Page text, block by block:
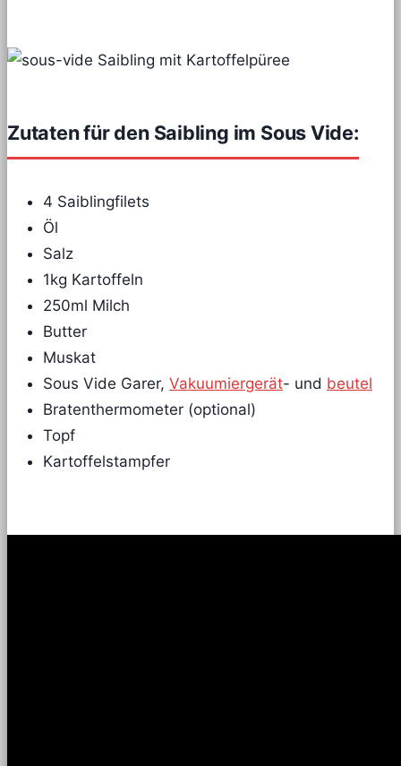
Zutaten für den Saibling im Sous Vide:
4 Saiblingfilets
Öl
Salz
1kg Kartoffeln
250ml Milch
Butter
Muskat
Sous Vide Garer, Vakuumiergerät- und beutel
Bratenthermometer (optional)
Topf
Kartoffelstampfer